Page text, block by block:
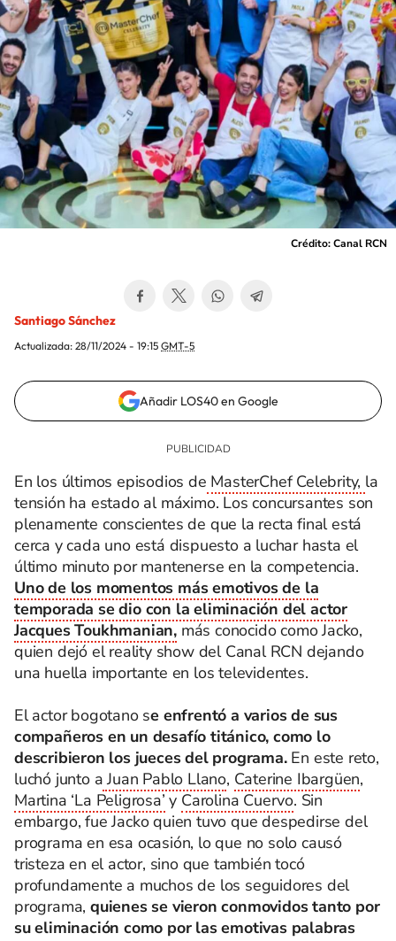
Crédito: Canal RCN
Santiago Sánchez
Actualizada: 28/11/2024 - 19:15 GMT-5
Añadir LOS40 en Google
En los últimos episodios de MasterChef Celebrity, la
tensión ha estado al máximo. Los concursantes son
plenamente conscientes de que la recta final está
cerca y cada uno está dispuesto a luchar hasta el
último minuto por mantenerse en la competencia.
Uno de los momentos más emotivos de la
temporada se dio con la eliminación del actor
Jacques Toukhmanian, más conocido como Jacko,
quien dejó el reality show del Canal RCN dejando
una huella importante en los televidentes.
El actor bogotano se enfrentó a varios de sus
compañeros en un desafío titánico, como lo
describieron los jueces del programa. En este reto,
luchó junto aJuan Pablo Llano, Caterine Ibargüen,
Martina ‘La Peligrosa’ y Carolina Cuervo. Sin
embargo, fue Jacko quien tuvo que despedirse del
programa en esa ocasión, lo que no solo causó
tristeza en el actor, sino que también tocó
profundamente a muchos de los seguidores del
programa,quienes se vieron conmovidos tanto por
su eliminación como por las emotivas palabras